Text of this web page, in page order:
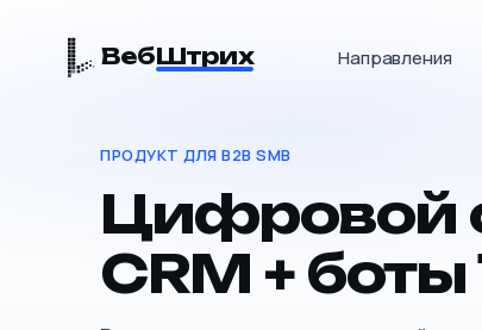
ВебШтрих Направления
ПРОДУКТ ДЛЯ B2B SMB
Цифровой
CRM +